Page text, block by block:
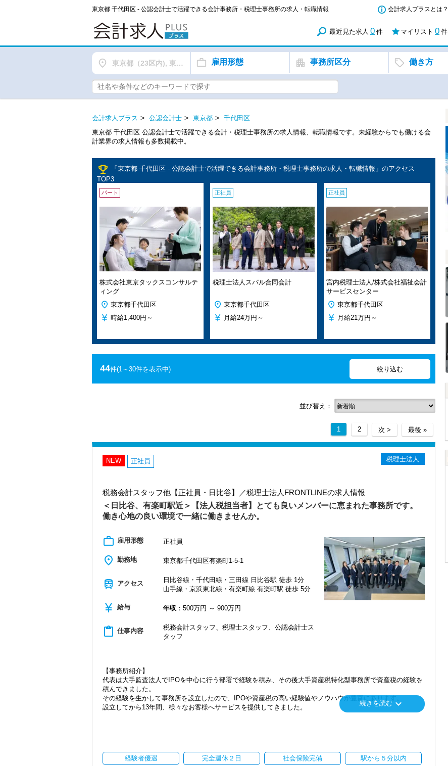
東京都 千代田区 - 公認会計士で活躍できる会計事務所・税理士事務所の求人・転職情報 会計求人プラスとは？
最近見た求人 0 件 マイリスト 0 件
東京都（23区内), 東京都（都下） 雇用形態 事務所区分 働き方
会計求人プラス 公認会計士 東京都
千代田区
東京都 千代田区 公認会計士で活躍できる会計・税理士事務所の求人情報、転職情報です。未経験からでも働ける会
計業界の求人情報も多数掲載中。
emoji_events
「東京都 千代田区 - 公認会計士で活躍できる会計事務所・税理士事務所の求人・転職情報」のアクセス
TOP3
パート
株式会社東京タックスコンサルテ
ィング
東京都千代田区
時給1,400円～
正社員
税理士法人スバル合同会計
東京都千代田区
月給24万円～
正社員
宮内税理士法人/株式会社福祉会計
サービスセンター
東京都千代田区
月給21万円～
44件(1～30件を表示中)
並び替え：
1 2 次 > 最後 »
NEW 正社員 税理士法人
税務会計スタッフ他【正社員・日比谷】／税理士法人FRONTLINEの求人情報
＜日比谷、有楽町駅近＞【法人税担当者】とても良いメンバーに恵まれた事務所です。
働き心地の良い環境で一緒に働きませんか。
work_outline 雇用形態 正社員
place 勤務地 東京都千代田区有楽町1-5-1
train アクセス
日比谷線・千代田線・三田線 日比谷駅 徒歩 1分
山手線・京浜東北線・有楽町線 有楽町駅 徒歩 5分
currency_yen 給与 年収 ：500万円 ～ 900万円
content_paste 仕事内容
税務会計スタッフ、税理士スタッフ、公認会計士ス
タッフ
【事務所紹介】
代表は大手監査法人でIPOを中心に行う部署で経験を積み、その後大手資産税特化型事務所で資産税の経験を
積んできました。
その経験を生かして事務所を設立したので、IPOや資産税の高い経験値やノウハウが豊富にあります。
設立してから13年間、様々なお客様へサービスを提供してきました。
を進めてきました。
しかし、今後グループ会社で金融事業（IFA）を開始する予定のため、当該事業とのシナジーを高められるよ
続きを読むkeyboard_arrow_down
経験者優遇 完全週休２日 社会保険完備 駅から５分以内